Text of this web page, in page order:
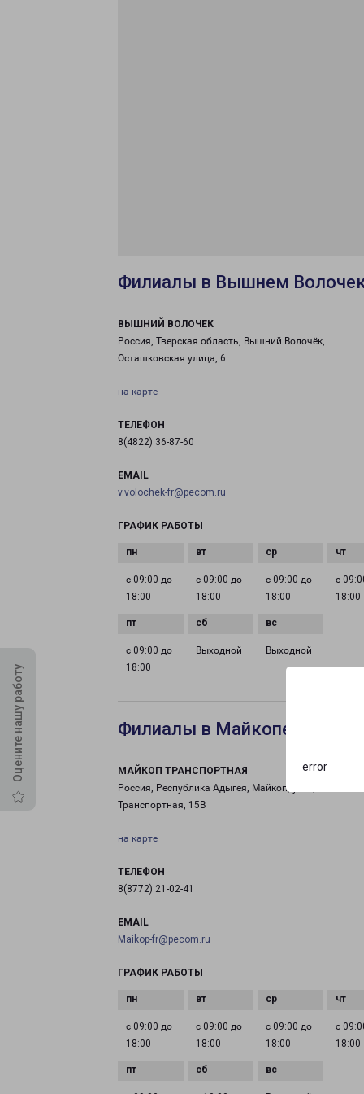
error
Оцените нашу работу
Филиалы в Вышнем
ВЫШНИЙ ВОЛОЧЕК
Россия, Тверская область, Вышний Волочёк,
Осташковская улица, 6
на карте
ТЕЛЕФОН
8(4822) 36-87-60
EMAIL
v.volochek-fr@pecom.ru
ГРАФИК РАБОТЫ
с 09:00 до
18:00
с 09:00 до
18:00
с 09:00 до
18:00
с
18:00
с 09:00 до
18:00
Выходной Выходной
Филиалы в Майкопе
МАЙКОП ТРАНСПОРТНАЯ
Россия, Республика Адыгея, Майкоп, улица
Транспортная, 15В
на карте
ТЕЛЕФОН
8(8772) 21-02-41
EMAIL
Maikop-fr@pecom.ru
ГРАФИК РАБОТЫ
с 09:00 до
18:00
с 09:00 до
18:00
с 09:00 до
18:00
с
18:00